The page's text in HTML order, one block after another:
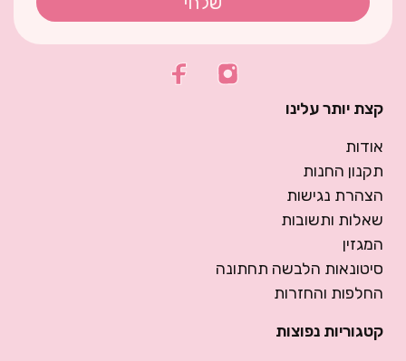
קצת יותר עלינו
אודות
תקנון החנות
הצהרת נגישות
שאלות ותשובות
המגזין
סיטונאות הלבשה תחתונה
החלפות והחזרות
קטגוריות נפוצות